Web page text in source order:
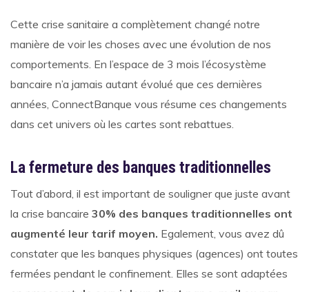
Cette crise sanitaire a complètement changé notre
manière de voir les choses avec une évolution de nos
comportements. En l’espace de 3 mois l’écosystème
bancaire n’a jamais autant évolué que ces dernières
années, ConnectBanque vous résume ces changements
dans cet univers où les cartes sont rebattues.
La fermeture des banques traditionnelles
Tout d’abord, il est important de souligner que juste avant
la crise bancaire 30% des banques traditionnelles ont
augmenté leur tarif moyen. Egalement, vous avez dû
constater que les banques physiques (agences) ont toutes
fermées pendant le confinement. Elles se sont adaptées